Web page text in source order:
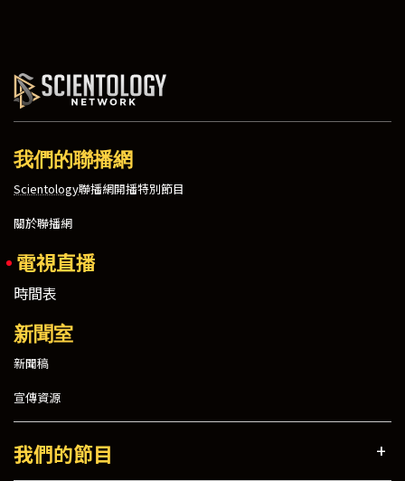
我們的聯播網
Scientology聯播網開播特別節目
關於聯播網
電視直播
時間表
新聞室
新聞稿
宣傳資源
我們的節目